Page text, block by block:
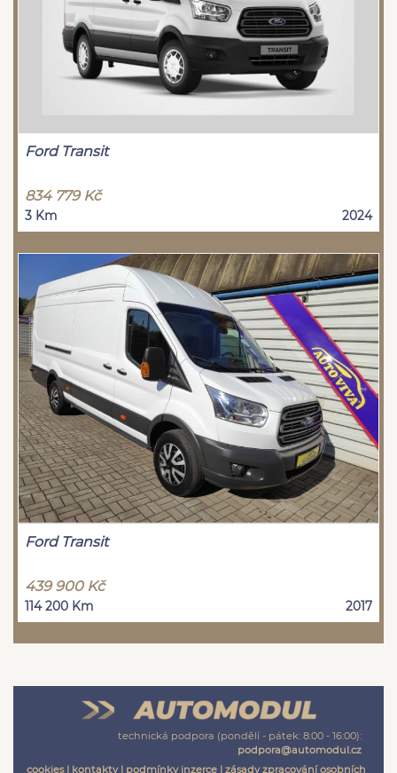
Ford Transit
834 779 Kč
3 Km 2024
Ford Transit
439 900 Kč
114 200 Km 2017
technická podpora (pondělí - pátek: 8:00 - 16:00):
podpora@automodul.cz
cookies| kontakty| podmínky inzerce | zásady zpracování osobních